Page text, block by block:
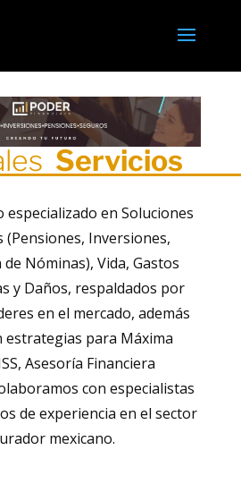
Servicios
especializado en Soluciones
(Pensiones, Inversiones,
Nóminas), Vida, Gastos
y Daños, respaldados por
en el mercado, además
estrategias para Máxima
Asesoría Financiera
con especialistas
de experiencia en el sector
mexicano.